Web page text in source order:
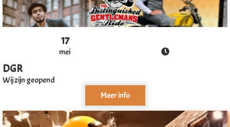
17
mei
DGR
Wij zijn geopend
Meer info